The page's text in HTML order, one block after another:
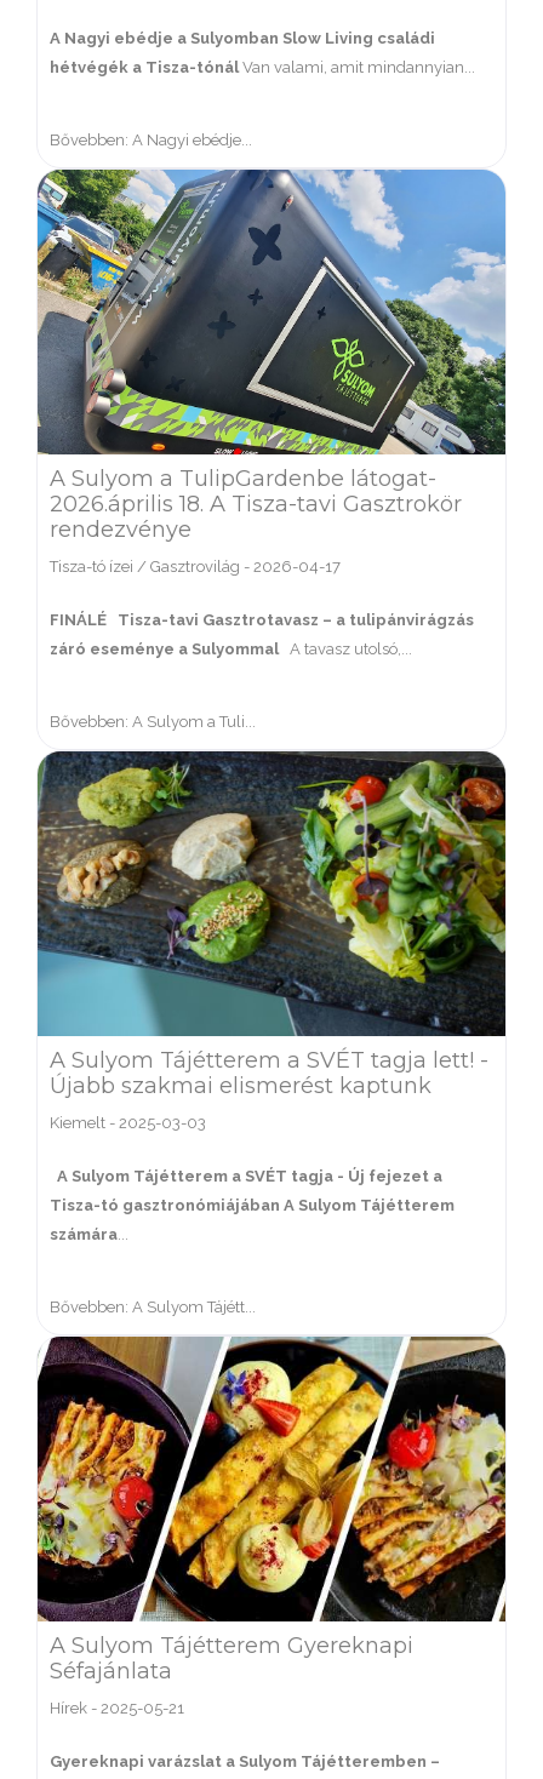
A Nagyi ebédje a Sulyomban Slow Living családi
hétvégék a Tisza-tónál Van valami, amit mindannyian...
Bővebben: A Nagyi ebédje...
A Sulyom a TulipGardenbe látogat-
2026.április 18. A Tisza-tavi Gasztrokör
rendezvénye
Tisza-tó ízei / Gasztrovilág - 2026-04-17
FINÁLÉ
Tisza-tavi Gasztrotavasz – a tulipánvirágzás
záró eseménye a Sulyommal A tavasz utolsó,...
Bővebben: A Sulyom a Tuli...
A Sulyom Tájétterem a SVÉT tagja lett! -
Újabb szakmai elismerést kaptunk
Kiemelt - 2025-03-03
A Sulyom Tájétterem a SVÉT tagja - Új fejezet a
Tisza-tó gasztronómiájában A Sulyom Tájétterem
számára
Bővebben: A Sulyom Tájétt...
A Sulyom Tájétterem Gyereknapi
Séfajánlata
Hírek - 2025-05-21
Gyereknapi varázslat a Sulyom Tájétteremben –